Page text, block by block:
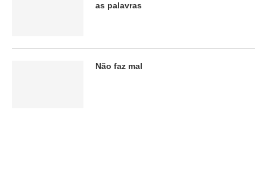
as palavras
Não faz mal